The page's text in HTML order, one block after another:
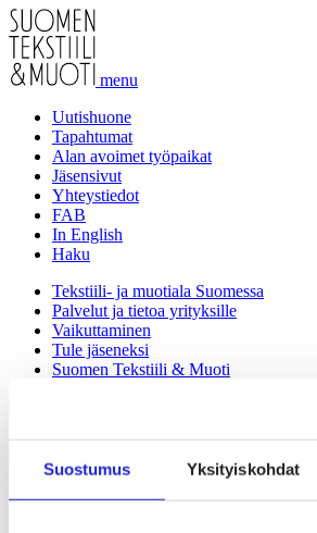
Suostumus Yksityiskohdat
menu
Uutishuone
Tapahtumat
Alan avoimet työpaikat
Jäsensivut
Yhteystiedot
FAB
In English
Haku
Tekstiili- ja muotiala Suomessa
Palvelut ja tietoa yrityksille
Vaikuttaminen
Tule jäseneksi
Suomen Tekstiili & Muoti
Tiesitkö tämän tekstiili- ja muotialasta?